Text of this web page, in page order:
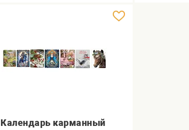
Календарь карманный